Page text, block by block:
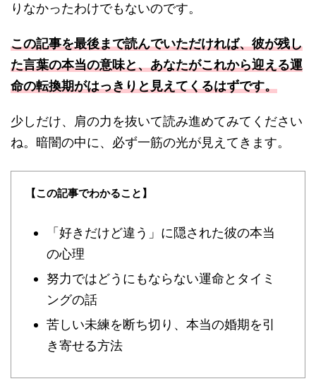
りなかったわけでもないのです。
この記事を最後まで読んでいただければ、彼が残し
た言葉の本当の意味と、あなたがこれから迎える運
命の転換期がはっきりと見えてくるはずです。
少しだけ、肩の力を抜いて読み進めてみてください
ね。暗闇の中に、必ず一筋の光が見えてきます。
【この記事でわかること】
「好きだけど違う」に隠された彼の本当
の心理
努力ではどうにもならない運命とタイミ
ングの話
苦しい未練を断ち切り、本当の婚期を引
き寄せる方法